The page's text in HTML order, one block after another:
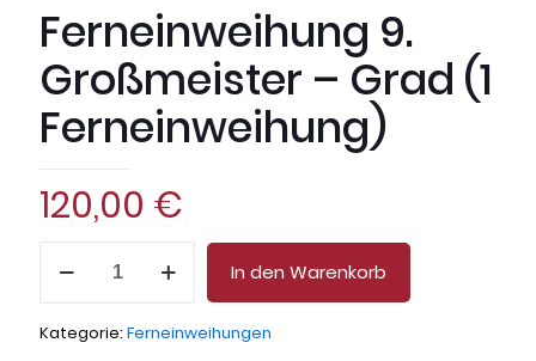
Ferneinweihung 9.
Großmeister – Grad (1
Ferneinweihung)
120,00 €
Grad
In den Warenkorb
Kategorie: Ferneinweihungen